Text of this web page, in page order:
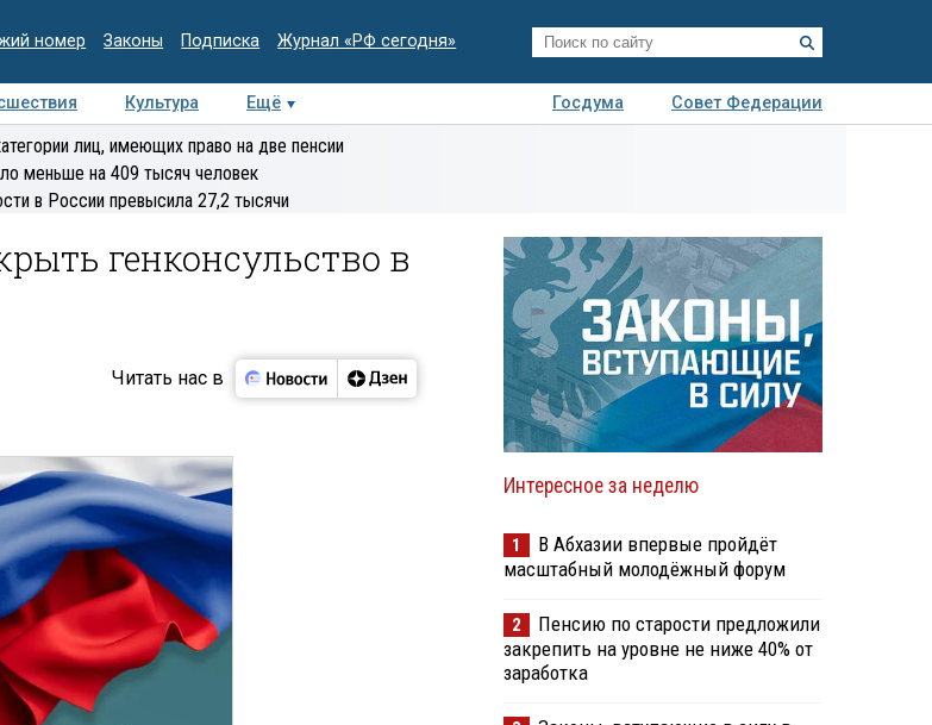
номер Законы Подписка Журнал «РФ сегодня»
Культура Ещё Госдума
Совет Федерации
Интервью Колумнисты
Деловая
лиц, имеющих право на две пенсии
меньше на 409 тысяч человек
в России превысила 27,2 тысячи
генконсульство в
Читать нас в
Интересное за неделю
1
В Абхазии впервые пройдёт
масштабный молодёжный форум
2
Пенсию по старости предложили
закрепить на уровне не ниже 40% от
заработка